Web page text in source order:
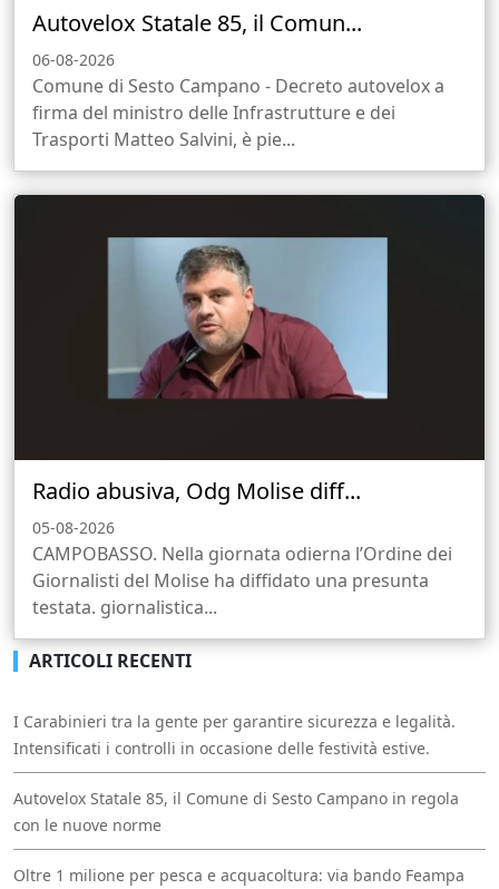
Autovelox Statale 85, il Comun...
06-08-2026
Comune di Sesto Campano - Decreto autovelox a
firma del ministro delle Infrastrutture e dei
Trasporti Matteo Salvini, è pie...
Radio abusiva, Odg Molise diff...
05-08-2026
CAMPOBASSO. Nella giornata odierna l’Ordine dei
Giornalisti del Molise ha diffidato una presunta
testata. giornalistica...
ARTICOLI RECENTI
I Carabinieri tra la gente per garantire sicurezza e legalità.
Intensificati i controlli in occasione delle festività estive.
Autovelox Statale 85, il Comune di Sesto Campano in regola
con le nuove norme
Oltre 1 milione per pesca e acquacoltura: via bando Feampa